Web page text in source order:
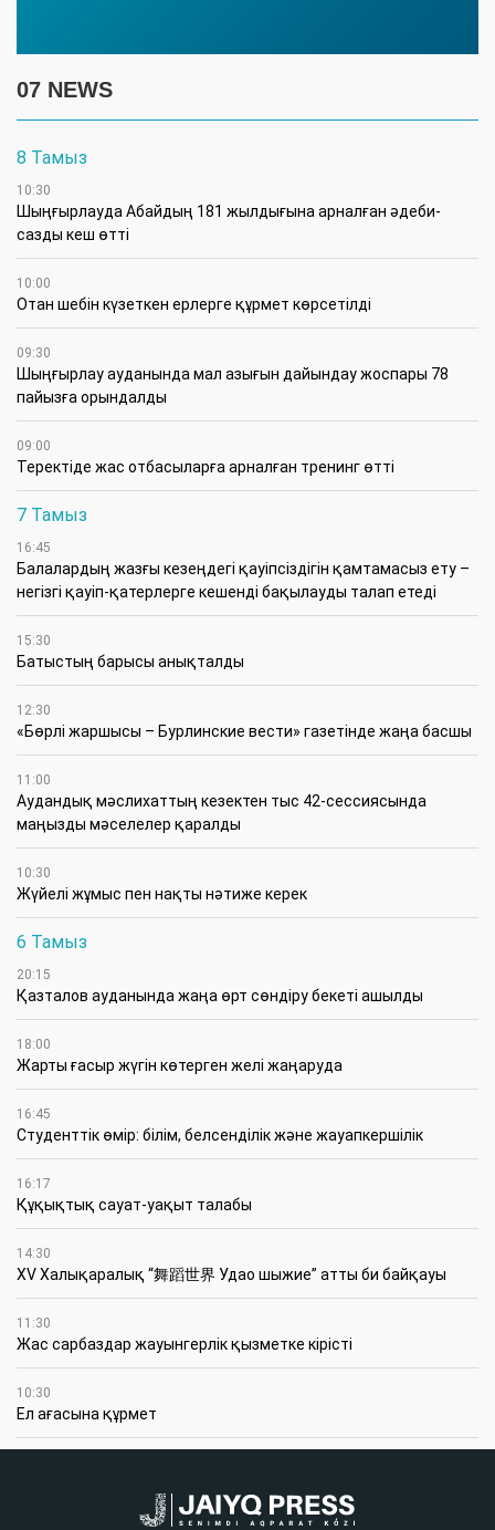
07 NEWS
8 Тамыз
10:30
Шыңғырлауда Абайдың 181 жылдығына арналған әдеби-
сазды кеш өтті
10:00
Отан шебін күзеткен ерлерге құрмет көрсетілді
09:30
​Шыңғырлау ауданында мал азығын дайындау жоспары 78
пайызға орындалды
09:00
​Теректіде жас отбасыларға арналған тренинг өтті
7 Тамыз
16:45
Балалардың жазғы кезеңдегі қауіпсіздігін қамтамасыз ету –
негізгі қауіп-қатерлерге кешенді бақылауды талап етеді
15:30
Батыстың барысы анықталды
12:30
«Бөрлі жаршысы – Бурлинские вести» газетінде жаңа басшы
11:00
Аудандық мәслихаттың кезектен тыс 42-сессиясында
маңызды мәселелер қаралды
10:30
Жүйелі жұмыс пен нақты нәтиже керек
6 Тамыз
20:15
Қазталов ауданында жаңа өрт сөндіру бекеті ашылды
18:00
Жарты ғасыр жүгін көтерген желі жаңаруда
16:45
Студенттік өмір: білім, белсенділік және жауапкершілік
16:17
Құқықтық сауат-уақыт талабы
14:30
XV Халықаралық “舞蹈世界 Удао шыжие” атты би байқауы
11:30
Жас сарбаздар жауынгерлік қызметке кірісті
10:30
Ел ағасына құрмет